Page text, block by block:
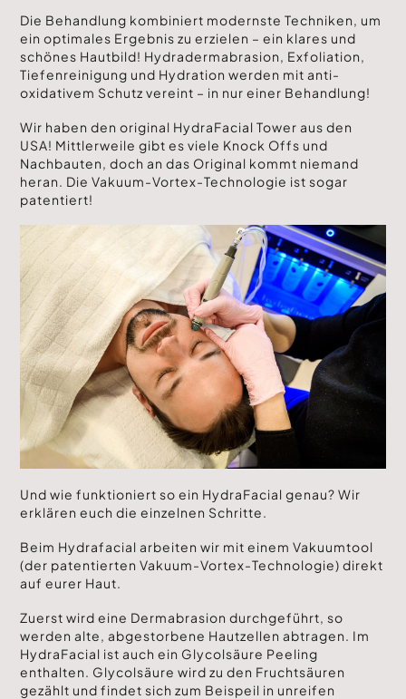
Die Behandlung kombiniert modernste Techniken, um
ein optimales Ergebnis zu erzielen – ein klares und
schönes Hautbild! Hydradermabrasion, Exfoliation,
Tiefenreinigung und Hydration werden mit anti-
oxidativem Schutz vereint – in nur einer Behandlung!
Wir haben den original HydraFacial Tower aus den
USA! Mittlerweile gibt es viele Knock Offs und
Nachbauten, doch an das Original kommt niemand
heran. Die Vakuum-Vortex-Technologie ist sogar
patentiert!
Und wie funktioniert so ein HydraFacial genau? Wir
erklären euch die einzelnen Schritte.
Beim Hydrafacial arbeiten wir mit einem Vakuumtool
(der patentierten Vakuum-Vortex-Technologie) direkt
auf eurer Haut.
Zuerst wird eine Dermabrasion durchgeführt, so
werden alte, abgestorbene Hautzellen abtragen. Im
HydraFacial ist auch ein Glycolsäure Peeling
enthalten. Glycolsäure wird zu den Fruchtsäuren
gezählt und findet sich zum Beispeil in unreifen